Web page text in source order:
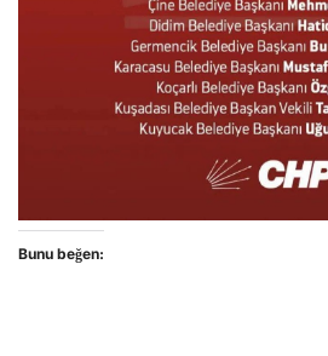
Bunu beğen: